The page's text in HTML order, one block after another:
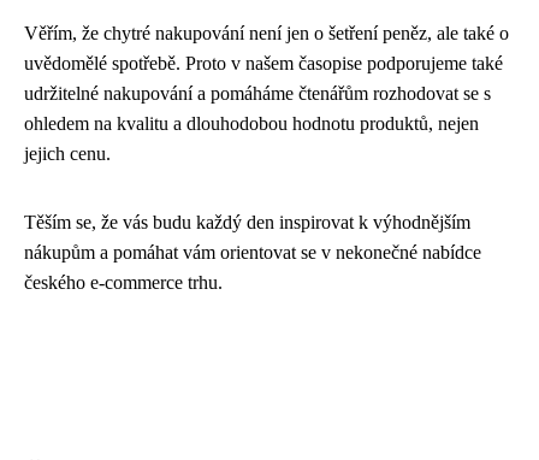
Věřím, že chytré nakupování není jen o šetření peněz, ale také o
uvědomělé spotřebě. Proto v našem časopise podporujeme také
udržitelné nakupování a pomáháme čtenářům rozhodovat se s
ohledem na kvalitu a dlouhodobou hodnotu produktů, nejen
jejich cenu.
Těším se, že vás budu každý den inspirovat k výhodnějším
nákupům a pomáhat vám orientovat se v nekonečné nabídce
českého e-commerce trhu.